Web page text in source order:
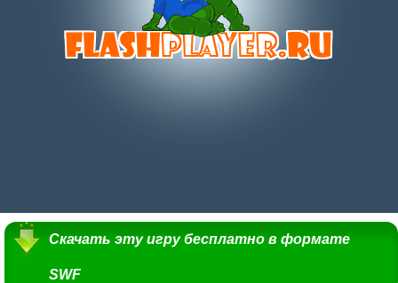
Скачать эту игру бесплатно в формате
SWF